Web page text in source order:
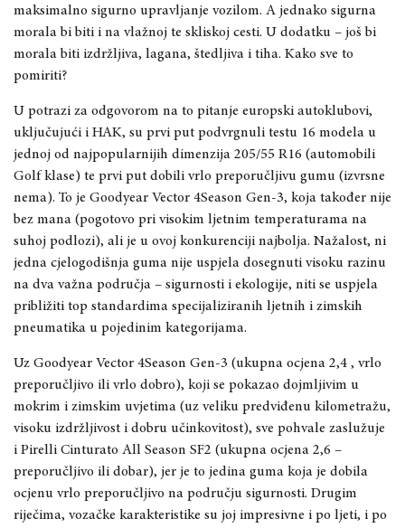
maksimalno sigurno upravljanje vozilom. A jednako sigurna
morala bi biti i na vlažnoj te skliskoj cesti. U dodatku – još bi
morala biti izdržljiva, lagana, štedljiva i tiha. Kako sve to
pomiriti?
U potrazi za odgovorom na to pitanje europski autoklubovi,
uključujući i HAK, su prvi put podvrgnuli testu 16 modela u
jednoj od najpopularnijih dimenzija 205/55 R16 (automobili
Golf klase) te prvi put dobili vrlo preporučljivu gumu (izvrsne
nema). To je Goodyear Vector 4Season Gen-3, koja također nije
bez mana (pogotovo pri visokim ljetnim temperaturama na
suhoj podlozi), ali je u ovoj konkurenciji najbolja. Nažalost, ni
jedna cjelogodišnja guma nije uspjela dosegnuti visoku razinu
na dva važna područja – sigurnosti i ekologije, niti se uspjela
približiti top standardima specijaliziranih ljetnih i zimskih
pneumatika u pojedinim kategorijama.
Uz Goodyear Vector 4Season Gen-3 (ukupna ocjena 2,4 , vrlo
preporučljivo ili vrlo dobro), koji se pokazao dojmljivim u
mokrim i zimskim uvjetima (uz veliku predviđenu kilometražu,
visoku izdržljivost i dobru učinkovitost), sve pohvale zaslužuje
i Pirelli Cinturato All Season SF2 (ukupna ocjena 2,6 –
preporučljivo ili dobar), jer je to jedina guma koja je dobila
ocjenu vrlo preporučljivo na području sigurnosti. Drugim
riječima, vozačke karakteristike su joj impresivne i po ljeti, i po